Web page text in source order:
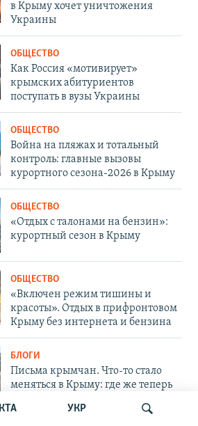
КТА УКР
в Крыму хочет уничтожения
Украины
ОБЩЕСТВО
Как Россия «мотивирует»
крымских абитуриентов
поступать в вузы Украины
ОБЩЕСТВО
Война на пляжах и тотальный
контроль: главные вызовы
курортного сезона-2026 в Крыму
ОБЩЕСТВО
«Отдых с талонами на бензин»:
курортный сезон в Крыму
ОБЩЕСТВО
«Включен режим тишины и
красоты». Отдых в прифронтовом
Крыму без интернета и бензина
БЛОГИ
Письма крымчан. Что-то стало
меняться в Крыму: где же теперь